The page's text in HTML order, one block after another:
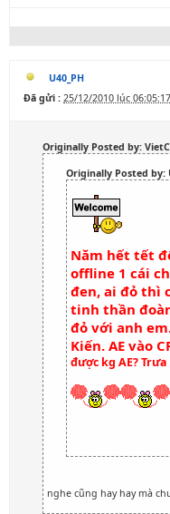
U40_PH
Đã gửi : 25/12/2010 lúc
Originally Posted by:
Originally Posted by:
Năm hết tết
offline 1 cái
đen, ai đỏ thì
tinh thần
đỏ với anh
Kiến. AE vào
được kg AE?
nghe cũng hay hay mà